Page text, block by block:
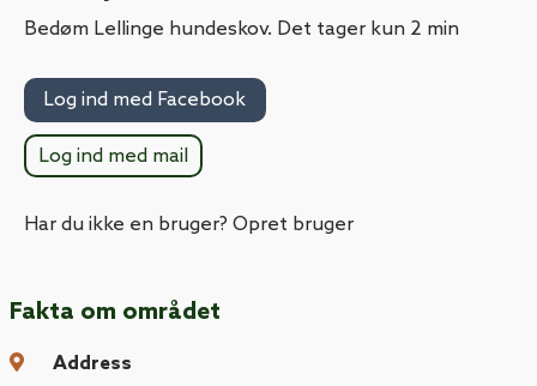
Bedøm Lellinge hundeskov. Det tager kun 2 min
Log ind med Facebook
Log ind med mail
Har du ikke en bruger? Opret bruger
Fakta om området
Address